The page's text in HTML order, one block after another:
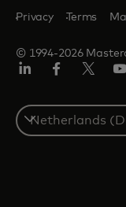
© 1994-2026
Privacy Terms
Select
a
country